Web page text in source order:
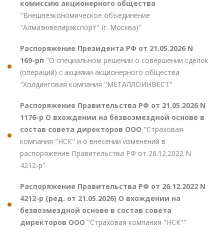
комиссию акционерного общества
"Внешнеэкономическое объединение
"Алмазювелирэкспорт" (г. Москва)"
Распоряжение Президента РФ от 21.05.2026 N
169-рп "О специальном решении о совершении сделок
(операций) с акциями акционерного общества
"Холдинговая компания "МЕТАЛЛОИНВЕСТ"
Распоряжение Правительства РФ от 21.05.2026 N
1176-р О вхождении на безвозмездной основе в
состав совета директоров ООО "Страховая
компания "НСК" и о внесении изменений в
распоряжение Правительства РФ от 26.12.2022 N
4212-р"
Распоряжение Правительства РФ от 26.12.2022 N
4212-р (ред. от 21.05.2026) О вхождении на
безвозмездной основе в состав совета
директоров ООО "Страховая компания "НСК""